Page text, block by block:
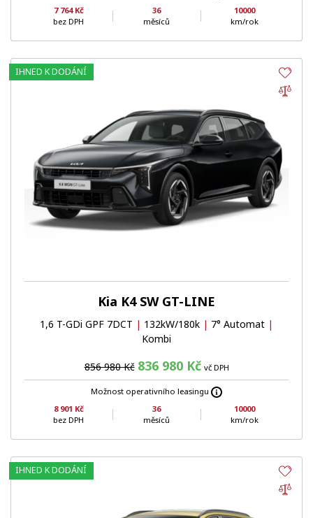
7 764 Kč
bez DPH
36
měsíců
10000
km/rok
Kia K4 SW GT-LINE
1,6 T-GDi GPF 7DCT | 132kW/180k | 7° Automat |
Kombi
856 980 Kč 836 980 Kč vč DPH
Možnost operativního leasingu
8 901 Kč
bez DPH
36
měsíců
10000
km/rok
IHNED K DODÁNÍ
IHNED K DODÁNÍ